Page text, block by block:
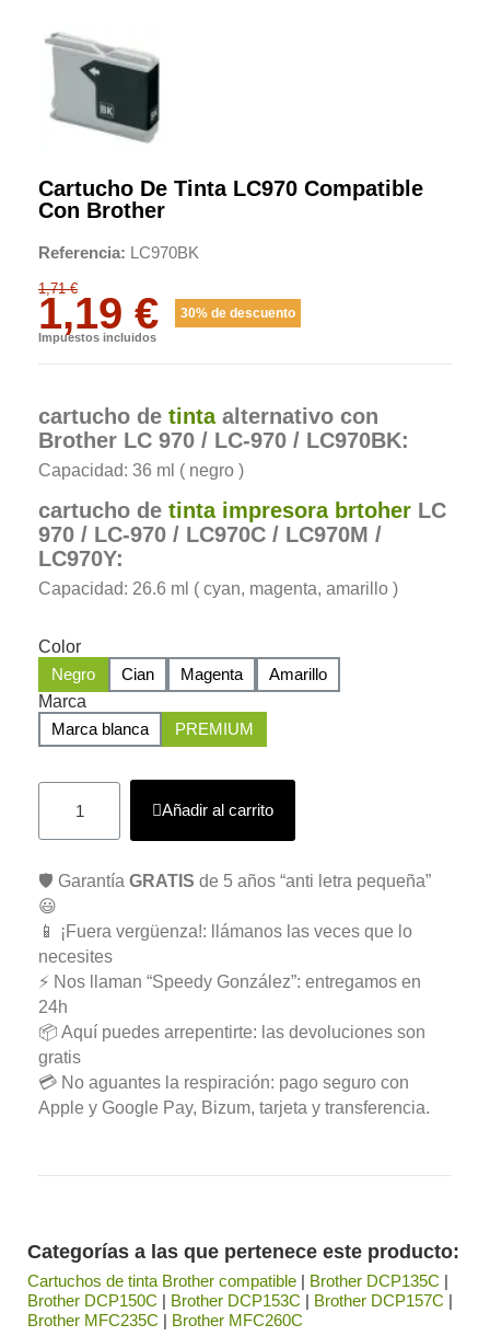
Cartucho De Tinta LC970 Compatible
Con Brother
Referencia LC970BK
1,71 €
1,19 € 30% de descuento
Impuestos incluidos
cartucho de tintaalternativo con
Brother LC 970 / LC-970 / LC970BK:
Capacidad: 36 ml ( negro )
cartucho de tinta impresora brtoher LC
970 / LC-970 / LC970C / LC970M /
LC970Y:
Capacidad: 26.6 ml ( cyan, magenta, amarillo )
Color
Negro
Cian Magenta
Amarillo
Marca
Marca blanca
PREMIUM
Añadir al carrito
🛡️ Garantía GRATIS de 5 años “anti letra pequeña”
😃
📱 ¡Fuera vergüenza!: llámanos las veces que lo
necesites
⚡ Nos llaman “Speedy González”: entregamos en
24h
📦 Aquí puedes arrepentirte: las devoluciones son
gratis
💳 No aguantes la respiración: pago seguro con
Apple y Google Pay, Bizum, tarjeta y transferencia.
Categorías a las que pertenece este producto:
Cartuchos de tinta Brother compatible | Brother DCP135C |
Brother DCP150C | Brother DCP153C | Brother DCP157C |
Brother MFC235C | Brother MFC260C